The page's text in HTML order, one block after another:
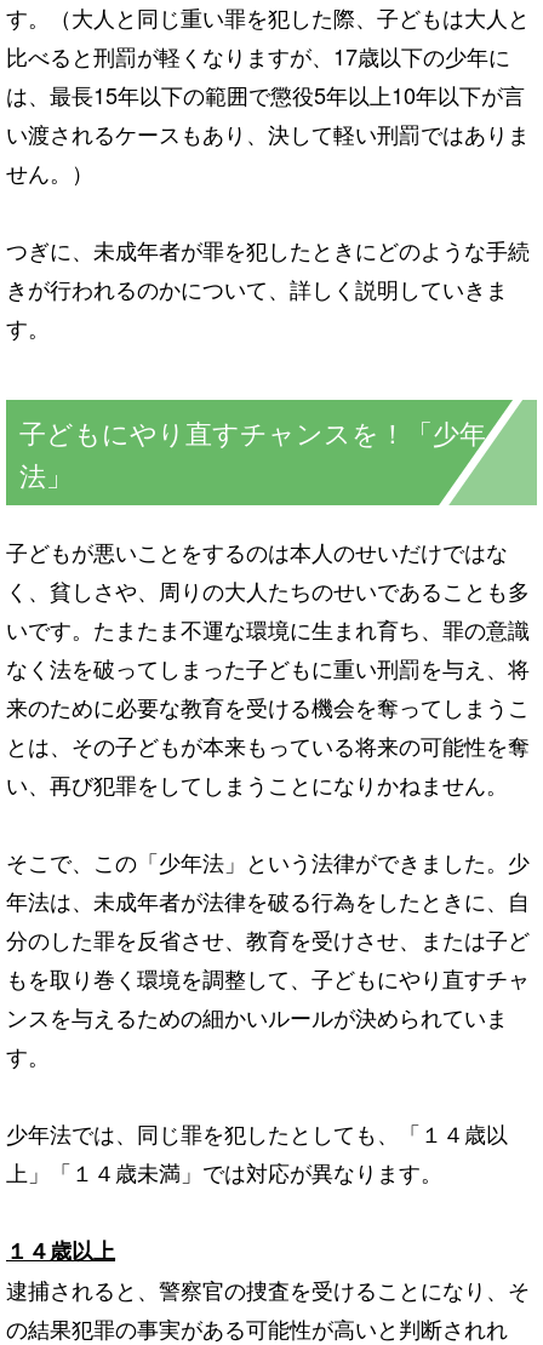
す。（大人と同じ重い罪を犯した際、子どもは大人と
比べると刑罰が軽くなりますが、17歳以下の少年に
は、最長15年以下の範囲で懲役5年以上10年以下が言
い渡されるケースもあり、決して軽い刑罰ではありま
せん。）
つぎに、未成年者が罪を犯したときにどのような手続
きが行われるのかについて、詳しく説明していきま
す。
子どもにやり直すチャンスを！「少年
法」
子どもが悪いことをするのは本人のせいだけではな
く、貧しさや、周りの大人たちのせいであることも多
いです。たまたま不運な環境に生まれ育ち、罪の意識
なく法を破ってしまった子どもに重い刑罰を与え、将
来のために必要な教育を受ける機会を奪ってしまうこ
とは、その子どもが本来もっている将来の可能性を奪
い、再び犯罪をしてしまうことになりかねません。
そこで、この「少年法」という法律ができました。少
年法は、未成年者が法律を破る行為をしたときに、自
分のした罪を反省させ、教育を受けさせ、または子ど
もを取り巻く環境を調整して、子どもにやり直すチャ
ンスを与えるための細かいルールが決められていま
す。
少年法では、同じ罪を犯したとしても、「１４歳以
上」「１４歳未満」では対応が異なります。
１４歳以上
逮捕されると、警察官の捜査を受けることになり、そ
の結果犯罪の事実がある可能性が高いと判断されれ